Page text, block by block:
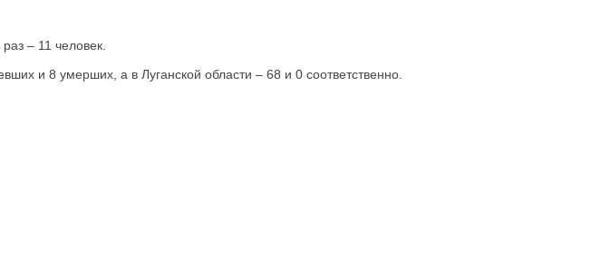
– 11 человек.
и 8 умерших, а в Луганской области – 68 и 0 соответственно.